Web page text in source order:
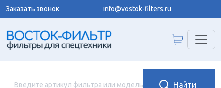
Заказать звонок info@vostok-filters.ru